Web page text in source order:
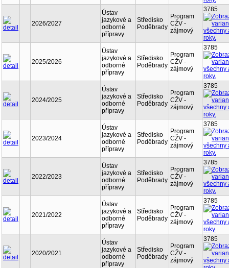
2026/2027
Ústav
jazykové a
odborné
přípravy
Středisko
Poděbrady
Program
CŽV -
zájmový
3785
2025/2026
Ústav
jazykové a
odborné
přípravy
Středisko
Poděbrady
Program
CŽV -
zájmový
3785
2024/2025
Ústav
jazykové a
odborné
přípravy
Středisko
Poděbrady
Program
CŽV -
zájmový
3785
2023/2024
Ústav
jazykové a
odborné
přípravy
Středisko
Poděbrady
Program
CŽV -
zájmový
3785
2022/2023
Ústav
jazykové a
odborné
přípravy
Středisko
Poděbrady
Program
CŽV -
zájmový
3785
2021/2022
Ústav
jazykové a
odborné
přípravy
Středisko
Poděbrady
Program
CŽV -
zájmový
3785
2020/2021
Ústav
jazykové a
odborné
přípravy
Středisko
Poděbrady
Program
CŽV -
zájmový
3785